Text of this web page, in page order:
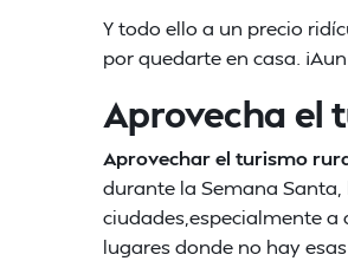
Y todo ello a un precio
por quedarte en casa.
Aprovecha el
Aprovechar el turismo
durante la Semana
ciudades,especialmente a
lugares donde no hay